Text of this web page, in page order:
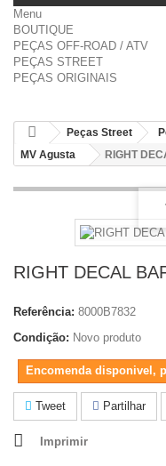
Menu
BOUTIQUE
PEÇAS OFF-ROAD / ATV
PEÇAS STREET
PEÇAS ORIGINAIS
Peças Street
MV Agusta
RIGHT
RIGHT DECAL
Referência: 8000B7832
Condição: Novo produto
Encomenda disponivel,
Tweet Partilhar
Imprimir